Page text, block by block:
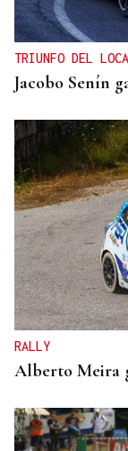
TRIUNFO DEL
Jacobo Senín
RALLY
Alberto Meira